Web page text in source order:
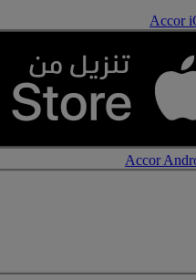
Accor
Accor